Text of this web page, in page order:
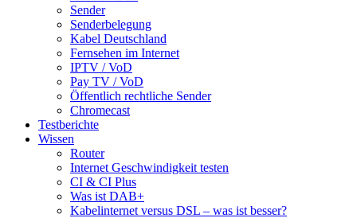
Sender
Senderbelegung
Kabel Deutschland
Fernsehen im Internet
IPTV / VoD
Pay TV / VoD
Öffentlich rechtliche Sender
Chromecast
Testberichte
Wissen
Router
Internet Geschwindigkeit testen
CI & CI Plus
Was ist DAB+
Kabelinternet versus DSL – was ist besser?